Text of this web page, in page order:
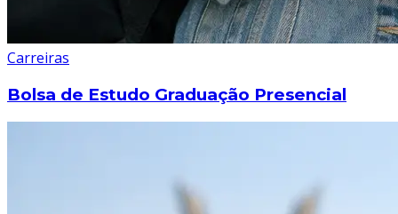
Carreiras
Bolsa de Estudo Graduação Presencial